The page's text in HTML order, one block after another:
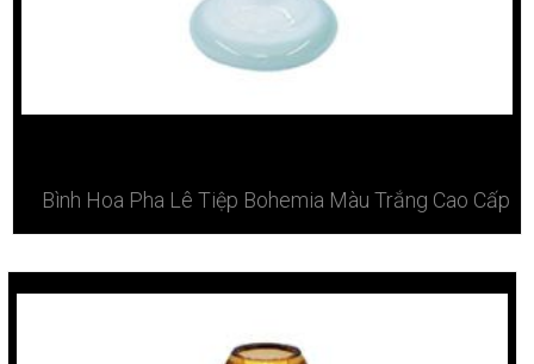
Bình Hoa Pha Lê Tiệp Bohemia Màu Trắng Cao Cấp